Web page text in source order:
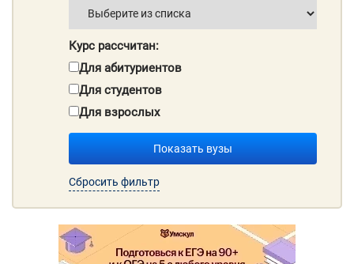
Курс рассчитан:
Для абитуриентов
Для студентов
Для взрослых
Показать вузы
Сбросить фильтр